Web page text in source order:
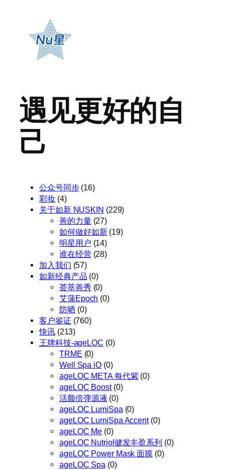
遇见更好的自
己
公众号同步(16)
彩妆(4)
关于如新 NUSKIN (229)
善的力量(27)
如何做好如新(19)
明星用户 (14)
谁在经营(28)
加入我们 (57)
如新经典产品 (0)
荟萃善秀 (0)
艾蒲Epoch (0)
防晒 (0)
客户鉴证 (760)
快讯(213)
王牌科技-ageLOC (0)
TRME (0)
Well Spa iO(0)
ageLOC META 每代紫(0)
ageLOC Boost(0)
活颜倍弹源液 (0)
ageLOC LumiSpa (0)
ageLOC LumiSpa Accent(0)
ageLOC Me (0)
ageLOC Nutriol健发丰盈系列 (0)
ageLOC Power Mask 面膜 (0)
ageLOC Spa (0)